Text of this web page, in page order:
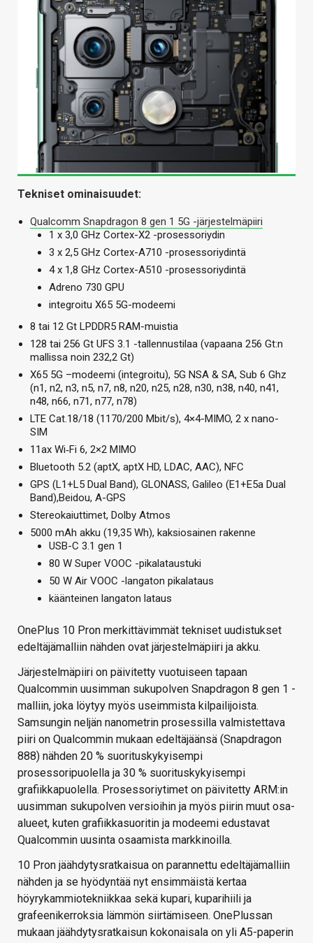
Tekniset ominaisuudet:
Qualcomm Snapdragon 8 gen 1 5G -järjestelmäpiiri
1 x 3,0 GHz Cortex-X2 -prosessoriydin
3 x 2,5 GHz Cortex-A710 -prosessoriydintä
4 x 1,8 GHz Cortex-A510 -prosessoriydintä
Adreno 730 GPU
integroitu X65 5G-modeemi
8 tai 12 Gt LPDDR5 RAM-muistia
128 tai 256 Gt UFS 3.1 -tallennustilaa (vapaana 256 Gt:n
mallissa noin 232,2 Gt)
X65 5G –modeemi (integroitu), 5G NSA & SA, Sub 6 Ghz
(n1, n2, n3, n5, n7, n8, n20, n25, n28, n30, n38, n40, n41,
n48, n66, n71, n77, n78)
LTE Cat.18/18 (1170/200 Mbit/s), 4×4-MIMO, 2 x nano-
SIM
11ax Wi‑Fi 6, 2×2 MIMO
Bluetooth 5.2 (aptX, aptX HD, LDAC, AAC), NFC
GPS (L1+L5 Dual Band), GLONASS, Galileo (E1+E5a Dual
Band),Beidou, A-GPS
Stereokaiuttimet, Dolby Atmos
5000 mAh akku (19,35 Wh), kaksiosainen rakenne
USB-C 3.1 gen 1
80 W Super VOOC -pikalataustuki
50 W Air VOOC -langaton pikalataus
käänteinen langaton lataus
OnePlus 10 Pron merkittävimmät tekniset uudistukset
edeltäjämalliin nähden ovat järjestelmäpiiri ja akku.
Järjestelmäpiiri on päivitetty vuotuiseen tapaan
Qualcommin uusimman sukupolven Snapdragon 8 gen 1 -
malliin, joka löytyy myös useimmista kilpailijoista.
Samsungin neljän nanometrin prosessilla valmistettava
piiri on Qualcommin mukaan edeltäjäänsä (Snapdragon
888) nähden 20 % suorituskykyisempi
prosessoripuolella ja 30 % suorituskykyisempi
grafiikkapuolella. Prosessoriytimet on päivitetty ARM:in
uusimman sukupolven versioihin ja myös piirin muut osa-
alueet, kuten grafiikkasuoritin ja modeemi edustavat
Qualcommin uusinta osaamista markkinoilla.
10 Pron jäähdytysratkaisua on parannettu edeltäjämalliin
nähden ja se hyödyntää nyt ensimmäistä kertaa
höyrykammiotekniikkaa sekä kupari, kuparihiili ja
grafeenikerroksia lämmön siirtämiseen. OnePlussan
mukaan jäähdytysratkaisun kokonaisala on yli A5-paperin